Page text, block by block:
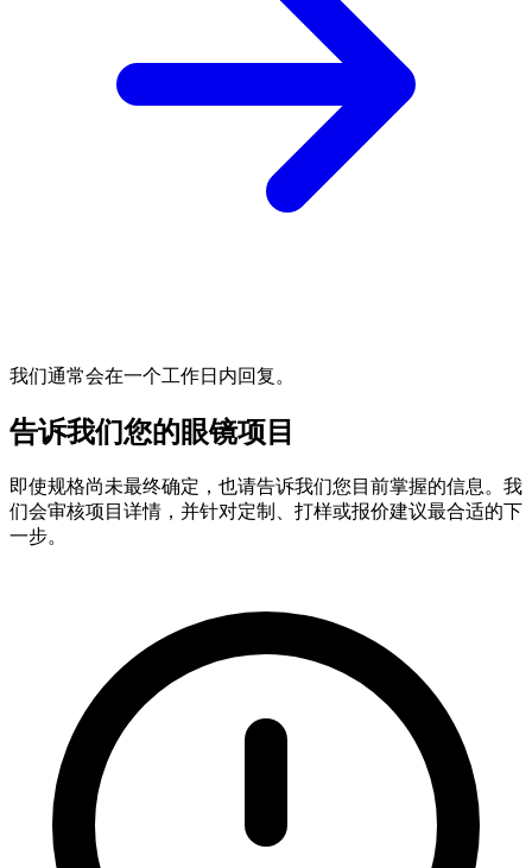
我们通常会在一个工作日内回复。
告诉我们您的眼镜项目
即使规格尚未最终确定，也请告诉我们您目前掌握的信息。我
们会审核项目详情，并针对定制、打样或报价建议最合适的下
一步。